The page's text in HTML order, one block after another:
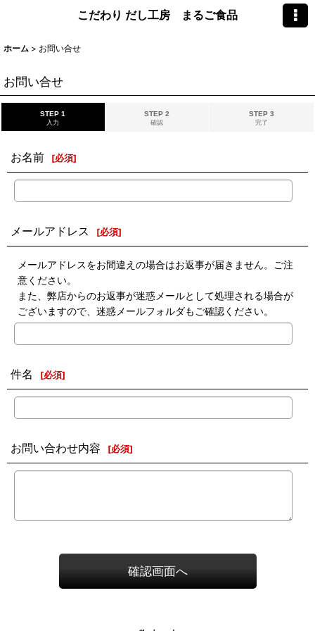
こだわり だし工房 まるご食品
ホーム > お問い合せ
お問い合せ
STEP 1
入力
STEP 2
確認
STEP 3
完了
お名前 [必須]
メールアドレス [必須]
メールアドレスをお間違えの場合はお返事が届きません。ご注
意ください。
また、弊店からのお返事が迷惑メールとして処理される場合が
ございますので、迷惑メールフォルダもご確認ください。
件名 [必須]
お問い合わせ内容 [必須]
確認画面へ